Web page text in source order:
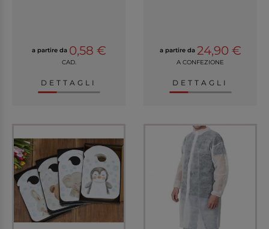
a partire da 0,58 €
CAD.
DETTAGLI
a partire da 24,90 €
A CONFEZIONE
DETTAGLI